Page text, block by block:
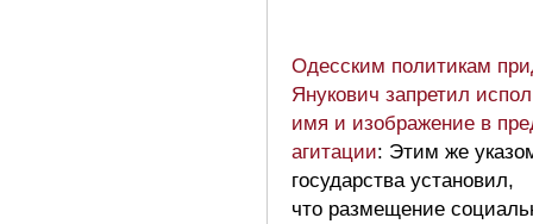
Одесским политикам
Янукович запретил
имя и изображение в
агитации: Этим же
государства установил,
что размещение